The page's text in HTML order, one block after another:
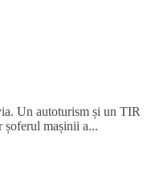
Un autoturism și un TIR
șoferul mașinii a...